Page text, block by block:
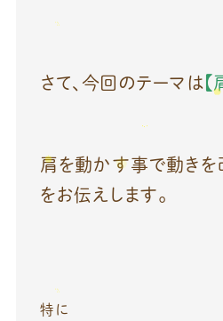
さて、今回のテーマは 【
肩を動かす事で動きを
をお伝えします。
特に